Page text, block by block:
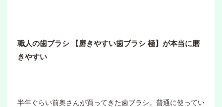
職人の歯ブラシ 【磨きやすい歯ブラシ 極】が本当に磨
きやすい
半年ぐらい前奥さんが買ってきた歯ブラシ。普通に使ってい